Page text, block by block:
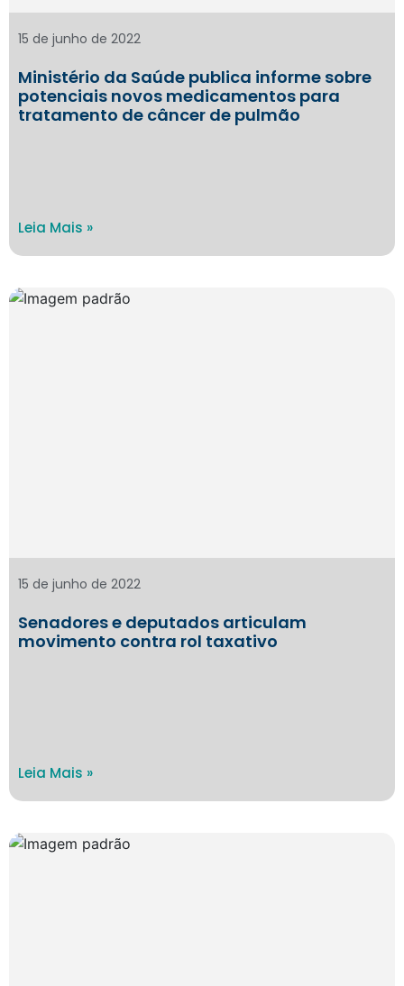
Ministério da Saúde publica informe sobre
potenciais novos medicamentos para
tratamento de câncer de pulmão
15 de junho de 2022
Leia Mais »
Senadores e deputados articulam
movimento contra rol taxativo
15 de junho de 2022
Leia Mais »